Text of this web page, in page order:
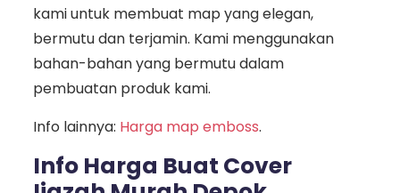
kami untuk membuat map yang elegan,
bermutu dan terjamin. Kami menggunakan
bahan-bahan yang bermutu dalam
pembuatan produk kami.
Info lainnya: Harga map emboss.
Info Harga Buat Cover